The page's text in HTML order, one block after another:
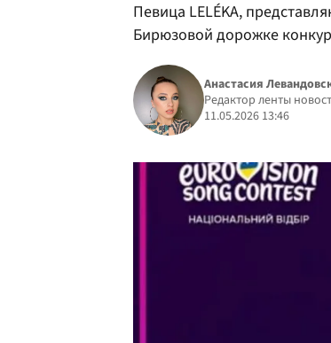
Певица LELÉKA,
Бирюзовой дорожке
Анастасия
Редактор ленты
11.05.2026 13:46